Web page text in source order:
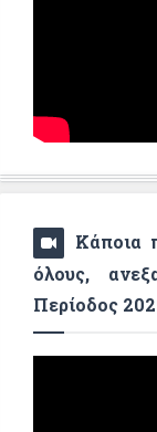
Κάποια
όλους,
Περίοδος